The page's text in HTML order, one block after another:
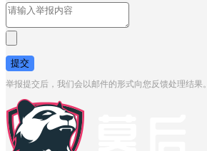
提交
举报提交后，我们会以邮件的形式向您反馈处理结果。